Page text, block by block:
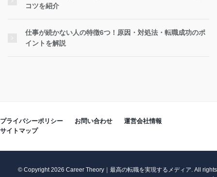
コツを紹介
仕事が続かない人の特徴6つ！原因・対処法・転職成功のポ
イントを解説
プライバシーポリシー お問い合わせ
運営会社情報
サイトマップ
© Copyright 2026 Career Theory｜最高の転職を実現するメディア. All rights